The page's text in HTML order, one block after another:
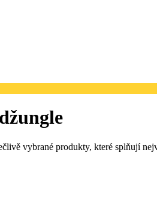
vybrané produkty, které splňují